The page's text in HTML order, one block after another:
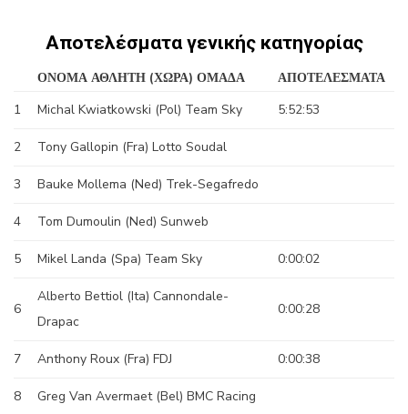
Αποτελέσματα γενικής κατηγορίας
ΟΝΟΜΑ ΑΘΛΗΤΗ (ΧΩΡΑ) ΟΜΑΔΑ
ΑΠΟΤΕΛΕΣΜΑΤΑ
1
Michal Kwiatkowski (Pol) Team Sky 5:52:53
2 Tony Gallopin (Fra) Lotto Soudal
3 Bauke Mollema (Ned) Trek-Segafredo
4 Tom Dumoulin (Ned) Sunweb
5 Mikel Landa (Spa) Team Sky 0:00:02
6
Alberto Bettiol (Ita) Cannondale-
Drapac
0:00:28
7 Anthony Roux (Fra) FDJ 0:00:38
8 Greg Van Avermaet (Bel) BMC Racing